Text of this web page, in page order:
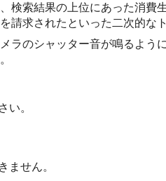
検索結果の上位にあった消費
請求されたといった二次的な
ラのシャッター音が鳴るよう
い。
ません。